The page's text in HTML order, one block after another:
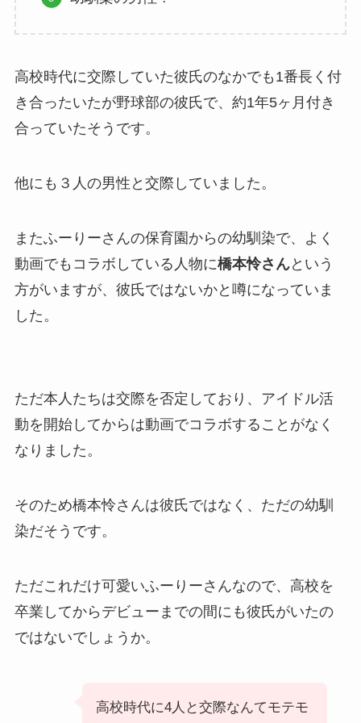
高校時代に交際していた彼氏のなかでも1番長く付
き合ったいたが野球部の彼氏で、約1年5ヶ月付き
合っていたそうです。
他にも３人の男性と交際していました。
またふーりーさんの保育園からの幼馴染で、よく
動画でもコラボしている人物に橋本怜さんという
方がいますが、彼氏ではないかと噂になっていま
した。
ただ本人たちは交際を否定しており、アイドル活
動を開始してからは動画でコラボすることがなく
なりました。
そのため橋本怜さんは彼氏ではなく、ただの幼馴
染だそうです。
ただこれだけ可愛いふーりーさんなので、高校を
卒業してからデビューまでの間にも彼氏がいたの
ではないでしょうか。
高校時代に4人と交際なんてモテモ